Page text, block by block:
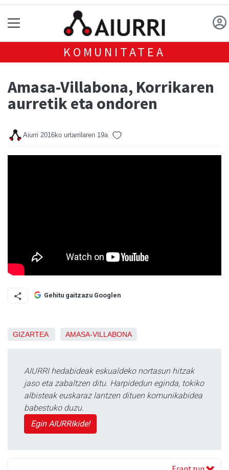
KOMUNITATEA
Amasa-Villabona, Korrikaren
aurretik eta ondoren
Aiurri 2016ko urtarrilaren 19a
Gehitu gaitzazu Googlen
GIZARTEA AMASA-VILLABONA
AIURRI hedabideak eskualdeko nortasun hitzak
jaso eta zabaltzen ditu. Harpidedun eginda, tokiko
albisteak euskaraz lantzen dituen komunikabidea
babestuko duzu.
Egin AIURRIkide!